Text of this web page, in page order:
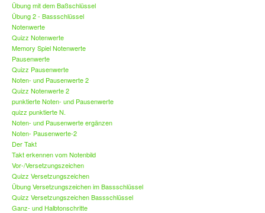
Übung mit dem Baßschlüssel
Übung 2 - Bassschlüssel
Notenwerte
Quizz Notenwerte
Memory Spiel Notenwerte
Pausenwerte
Quizz Pausenwerte
Noten- und Pausenwerte 2
Quizz Notenwerte 2
punktierte Noten- und Pausenwerte
quizz punktierte N.
Noten- und Pausenwerte ergänzen
Noten- Pausenwerte-2
Der Takt
Takt erkennen vom Notenbild
Vor-/Versetzungszeichen
Quizz Versetzungszeichen
Übung Versetzungszeichen im Bassschlüssel
Quizz Versetzungszeichen Bassschlüssel
Ganz- und Halbtonschritte